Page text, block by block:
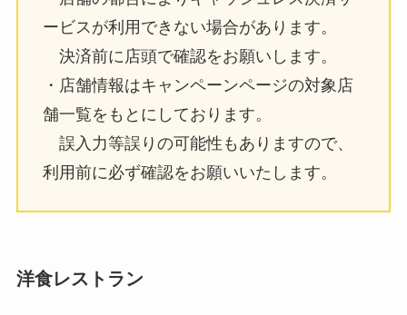
ービスが利用できない場合があります。
決済前に店頭で確認をお願いします。
・店舗情報はキャンペーンページの対象店
舗一覧をもとにしております。
誤入力等誤りの可能性もありますので、
利用前に必ず確認をお願いいたします。
洋食レストラン